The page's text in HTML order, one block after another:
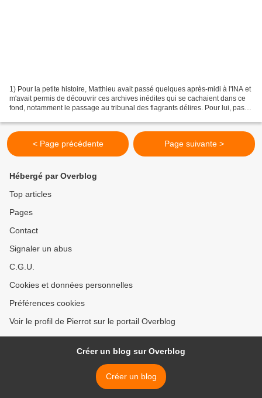
1) Pour la petite histoire, Matthieu avait passé quelques après-midi à l'INA et
m'avait permis de découvrir ces archives inédites qui se cachaient dans ce
fond, notamment le passage au tribunal des flagrants délires. Pour lui, pas
< Page précédente Page suivante >
Hébergé par Overblog
Top articles
Pages
Contact
Signaler un abus
C.G.U.
Cookies et données personnelles
Préférences cookies
Voir le profil de Pierrot sur le portail Overblog
Créer un blog sur Overblog
Créer un blog